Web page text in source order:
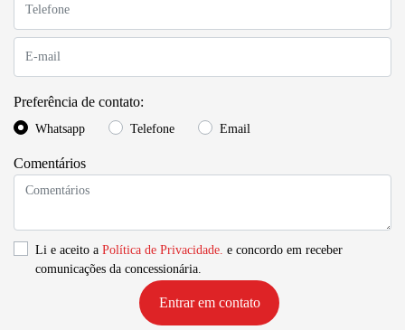
Preferência de contato:
Whatsapp Telefone Email
Comentários
Li e aceito a Política de Privacidade. e concordo em receber
comunicações da concessionária.
Entrar em contato